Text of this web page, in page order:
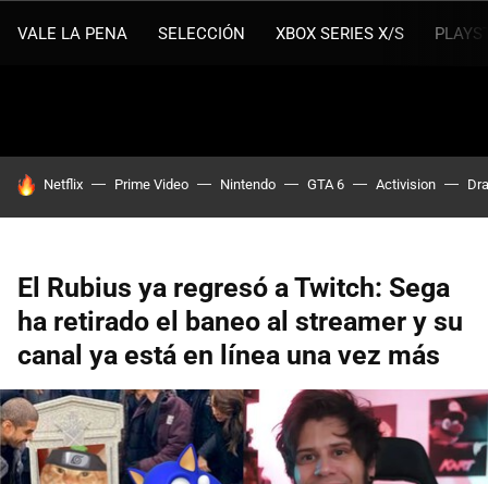
VALE LA PENA SELECCIÓN XBOX SERIES X/S
HOY SE HABLA DE
Netflix Prime Video Nintendo GTA 6 Activision
El Rubius ya regresó a Twitch: Sega
ha retirado el baneo al streamer y su
canal ya está en línea una vez más